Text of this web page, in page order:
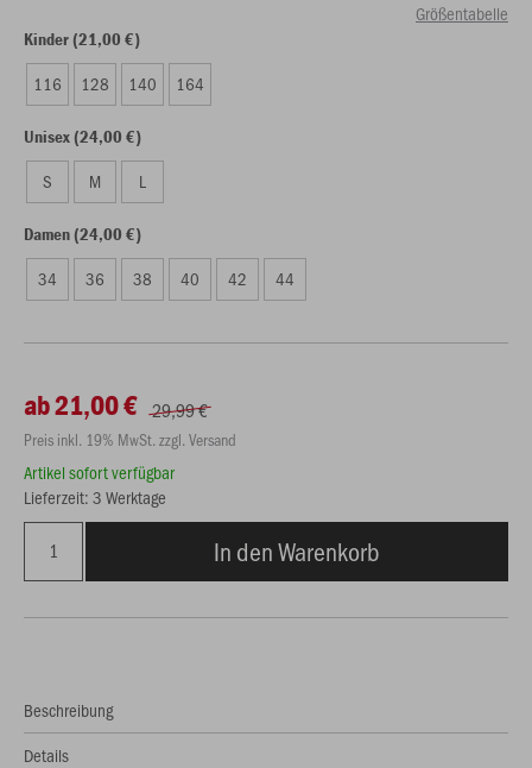
Größentabelle
Kinder (21,00 €)
116 128 140 164
Unisex (24,00 €)
S M L
Damen (24,00 €)
34 36 38 40 42 44
ab 21,00 € 29,99 €
Preis inkl. 19% MwSt. zzgl. Versand
Artikel sofort verfügbar
Lieferzeit: 3 Werktage
In den Warenkorb
Beschreibung
Details